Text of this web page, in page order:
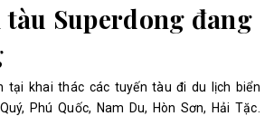
tàu Superdong đang
tại khai thác các tuyến tàu đi du lịch biển
Phú Quốc, Nam Du, Hòn Sơn, Hải Tặc.